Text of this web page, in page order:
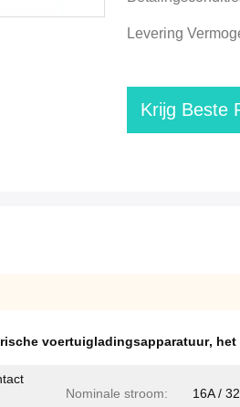
Levering
Krijg Beste
voertuigladingsapparatuur, het
Nominale stroom: 16A /